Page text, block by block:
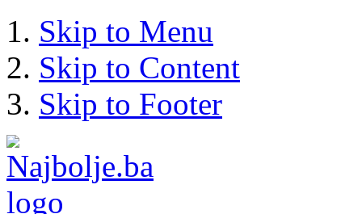
Skip to Menu
Skip to Content
Skip to Footer